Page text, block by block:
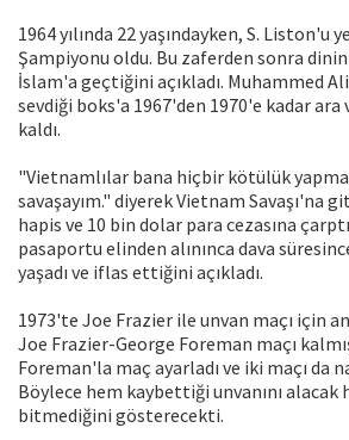
1964 yılında 22 yaşındayken, S. Liston'u
Şampiyonu oldu. Bu zaferden sonra
İslam'a geçtiğini açıkladı. Muhammed
sevdiği boks'a 1967'den 1970'e kadar
kaldı.
"Vietnamlılar bana hiçbir kötülük
savaşayım." diyerek Vietnam Savaşı'na
hapis ve 10 bin dolar para cezasına
pasaportu elinden alınınca dava
yaşadı ve iflas ettiğini açıkladı.
1973'te Joe Frazier ile unvan maçı için
Joe Frazier-George Foreman maçı
Foreman'la maç ayarladı ve iki maçı da
Böylece hem kaybettiği unvanını alacak
bitmediğini gösterecekti.